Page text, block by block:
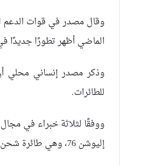
وقال مصدر في قوات الدعم
الماضي أظهر تطورًا جديدًا
وذكر مصدر إنساني محلي
للطائرات.
ووفقًا لثلاثة خبراء في
إليوشن 76، وهي طائرة شحن مماثلة لأخرى أسقطت في شمال دارفور خلال أكتوبر الماضي.